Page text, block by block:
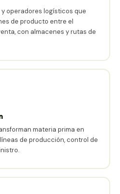
operadores logísticos que
de producto entre el
con almacenes y rutas de
materia prima en
de producción, control de